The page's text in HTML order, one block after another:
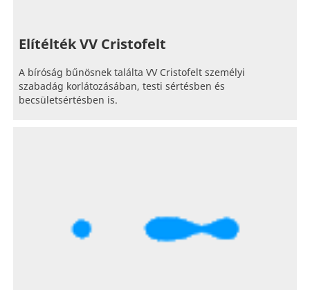
Elítélték VV Cristofelt
A bíróság bűnösnek találta VV Cristofelt személyi
szabadág korlátozásában, testi sértésben és
becsületsértésben is.